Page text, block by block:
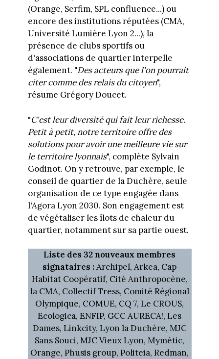
(Orange, Serfim, SPL confluence...) ou
encore des institutions réputées (CMA,
Université Lumière Lyon 2...), la
présence de clubs sportifs ou
d'associations de quartier interpelle
également. "Des acteurs que l'on pourrait
citer comme des relais du citoyen",
résume Grégory Doucet.
"C'est leur diversité qui fait leur richesse.
Petit à petit, notre territoire offre des
solutions pour avoir une meilleure vie sur
le territoire lyonnais", complète Sylvain
Godinot. On y retrouve, par exemple, le
conseil de quartier de la Duchère, seule
organisation de ce type engagée dans
l'Agora Lyon 2030. Son engagement est
de végétaliser les îlots de chaleur du
quartier, notamment sur sa partie ouest.
Liste des 32 nouveaux membres
signataires :Archipel, Arkea, Cap
Habitat Coopératif, Cité Anthropocène,
la CMA, Collectif Tress, Comité Régional
Olympique, COMUE, CQ 7, Le CROUS,
Ecologica, ENFIP, GCC AURECA!, Les
Dames, Linkcity, Lyon la Duchère, MJC
Sans Souci, MJC Vieux Lyon, Mymétic,
Orange, Phusis group, Politeia, Redman,